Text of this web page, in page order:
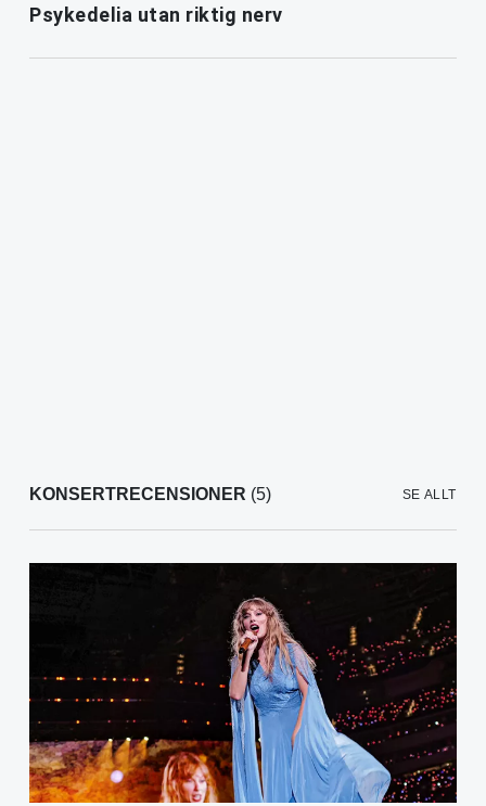
Psykedelia utan riktig nerv
KONSERTRECENSIONER (5) SE ALLT